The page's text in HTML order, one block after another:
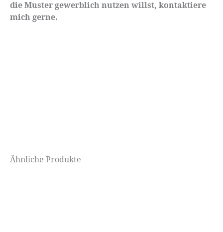
die Muster gewerblich nutzen willst, kontaktiere
mich gerne.
Ähnliche Produkte